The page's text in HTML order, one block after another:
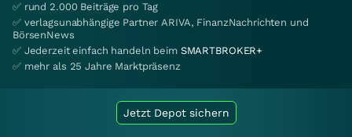
✅ rund 2.000 Beiträge pro Tag
✅ verlagsunabhängige Partner ARIVA, FinanzNachrichten und
BörsenNews
✅ Jederzeit einfach handeln beim SMARTBROKER+
✅ mehr als 25 Jahre Marktpräsenz
Jetzt Depot sichern